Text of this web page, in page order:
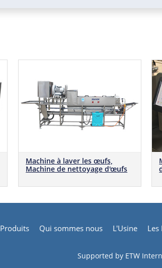
Machine à laver les œufs,
Machine de nettoyage d'œufs
Produits Qui sommes nous L'Usine Les
Supported by ETW